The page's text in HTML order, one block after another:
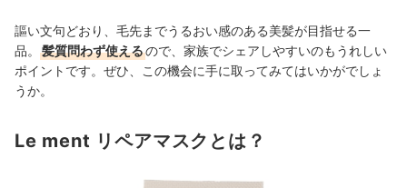
謳い文句どおり、毛先までうるおい感のある美髪が目指せる一
品。
髪質問わず使えるので、家族でシェアしやすいのもうれしい
ポイントです。ぜひ、この機会に手に取ってみてはいかがでしょ
うか。
Le ment リペアマスクとは？